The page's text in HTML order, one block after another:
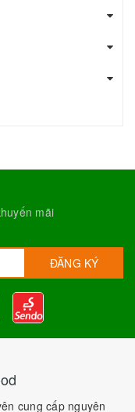
mãi
ĐĂNG KÝ
cung cấp nguyên